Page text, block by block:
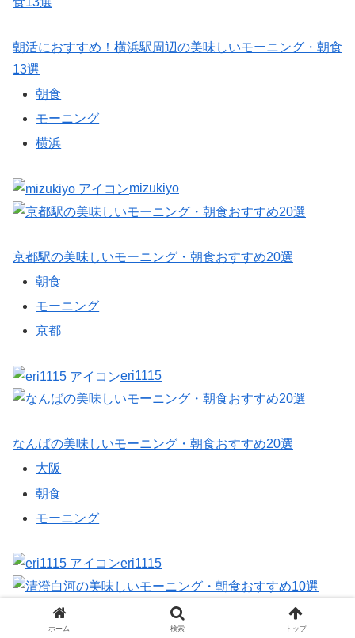
朝活におすすめ！横浜駅周辺の美味しいモーニング・朝食
13選
朝食
モーニング
横浜
mizukiyo
京都駅の美味しいモーニング・朝食おすすめ20選
朝食
モーニング
京都
eri1115
なんばの美味しいモーニング・朝食おすすめ20選
大阪
朝食
モーニング
eri1115
清澄白河の美味しいモーニング・朝食おすすめ10選
ホーム 検索 トップ